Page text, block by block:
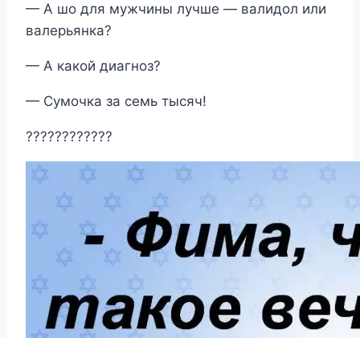
— А шо для мужчины лучше — валидол или
валерьянка?
— А какой диагноз?
— Сумочка за семь тысяч!
????????????